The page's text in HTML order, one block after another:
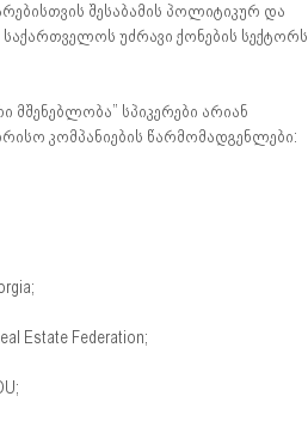
შესაბამის პოლიტიკურ და
საქართველოს უძრავი ქონების სექტორს
სპიკერები არიან
კომპანიების წარმომადგენლები:
Estate Federation;